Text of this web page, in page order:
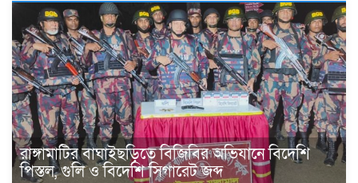
রাঙ্গামাটির বাঘাইছড়িতে বিজিবির অভিযানে বিদেশি
পিস্তল, গুলি ও বিদেশি সিগারেট জব্দ